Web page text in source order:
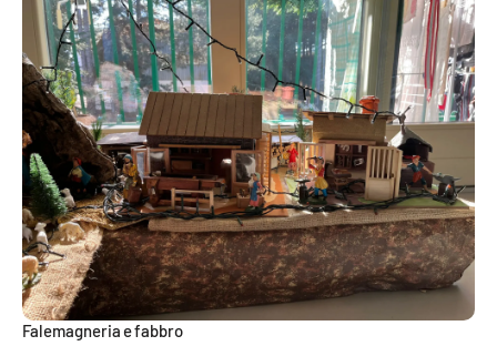
EDIZIONI
LOCALI
Catanzaro
Crotone
Vibo Valentia
Reggio Calabria
Cosenza
Falemagneria e fabbro